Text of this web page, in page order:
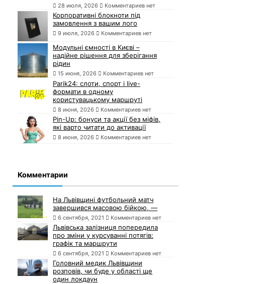
28 июля, 2026 Комментариев нет
Корпоративні блокноти під
замовлення з вашим лого
9 июля, 2026 Комментариев нет
Модульні ємності в Києві –
надійне рішення для зберігання
рідин
15 июня, 2026 Комментариев нет
Parik24: слоти, спорт і live-
формати в одному
користувацькому маршруті
8 июня, 2026 Комментариев нет
Pin-Up: бонуси та акції без міфів,
які варто читати до активації
8 июня, 2026 Комментариев нет
Комментарии
На Львівщині футбольний матч
завершився масовою бійкою, —
6 сентября, 2021 Комментариев нет
Львівська залізниця попередила
про зміни у курсуванні потягів:
графік та маршрути
6 сентября, 2021 Комментариев нет
Головний медик Львівщини
розповів, чи буде у області ще
один локдаун